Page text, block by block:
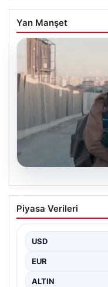
Yan Manşet
05.08.2026
Türk
Özgün
Piyasa Verileri
USD
EUR
ALTIN